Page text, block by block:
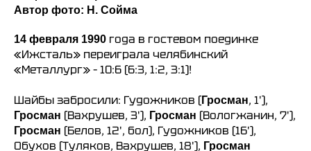
Автор фото: Н. Сойма
14 февраля 1990 года в гостевом поединке
«Ижсталь» переиграла челябинский
«Металлург» – 10:6 (6:3, 1:2, 3:1)!
Шайбы забросили: Гудожников (Гросман, 1'),
Гросман (Вахрушев, 3'), Гросман (Вологжанин, 7'),
Гросман (Белов, 12', бол), Гудожников (16'),
Обухов (Туляков, Вахрушев, 18'), Гросман